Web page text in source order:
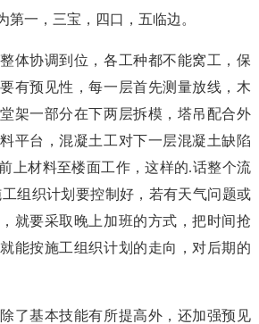
第一，三宝，四口，五临边。
体协调到位，各工种都不能窝工，保
有预见性，每一层首先测量放线，木
架一部分在下两层拆模，塔吊配合外
平台，混凝土工对下一层混凝土缺陷
上材料至楼面工作，这样的.话整个流
组织计划要控制好，若有天气问题或
就要采取晚上加班的方式，把时间抢
能按施工组织计划的走向，对后期的
了基本技能有所提高外，还加强预见